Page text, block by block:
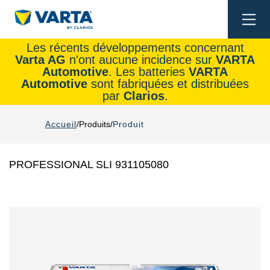
Les récents développements concernant
Varta AG n'ont aucune incidence sur VARTA
Automotive. Les batteries VARTA
Automotive sont fabriquées et distribuées
par Clarios.
Accueil Produits Produit
PROFESSIONAL SLI 931105080